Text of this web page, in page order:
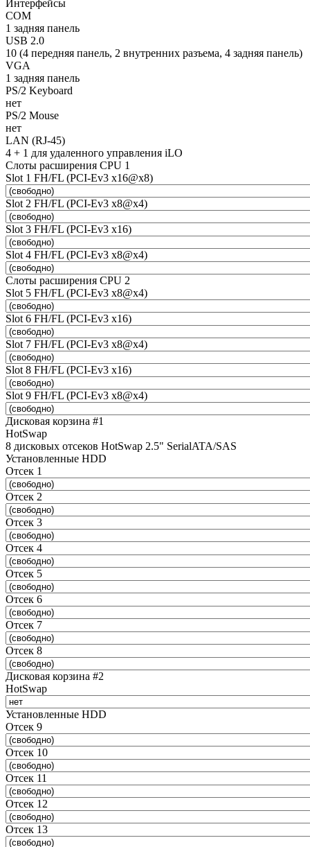
Интерфейсы
COM
1 задняя панель
USB 2.0
10 (4 передняя панель, 2 внутренних разъема, 4 задняя панель)
VGA
1 задняя панель
PS/2 Keyboard
нет
PS/2 Mouse
нет
LAN (RJ-45)
4 + 1 для удаленного управления iLO
Слоты расширения CPU 1
Slot 1 FH/FL (PCI-Ev3 x16@x8)
Slot 2 FH/FL (PCI-Ev3 x8@x4)
Slot 3 FH/FL (PCI-Ev3 x16)
Slot 4 FH/FL (PCI-Ev3 x8@x4)
Слоты расширения CPU 2
Slot 5 FH/FL (PCI-Ev3 x8@x4)
Slot 6 FH/FL (PCI-Ev3 x16)
Slot 7 FH/FL (PCI-Ev3 x8@x4)
Slot 8 FH/FL (PCI-Ev3 x16)
Slot 9 FH/FL (PCI-Ev3 x8@x4)
Дисковая корзина #1
HotSwap
8 дисковых отсеков HotSwap 2.5" SerialATA/SAS
Установленные HDD
Отсек 1
Отсек 2
Отсек 3
Отсек 4
Отсек 5
Отсек 6
Отсек 7
Отсек 8
Дисковая корзина #2
HotSwap
Установленные HDD
Отсек 9
Отсек 10
Отсек 11
Отсек 12
Отсек 13